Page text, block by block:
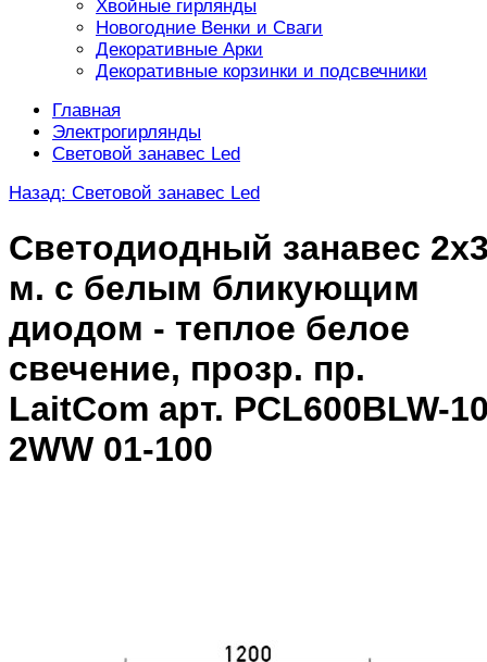
Хвойные гирлянды
Новогодние Венки и Сваги
Декоративные Арки
Декоративные корзинки и подсвечники
Главная
Электрогирлянды
Световой занавес Led
Назад: Световой занавес Led
Светодиодный занавес
м. с белым бликующим
диодом - теплое белое
свечение, прозр. пр.
LaitCom арт. PCL600BLW-
2WW 01-100